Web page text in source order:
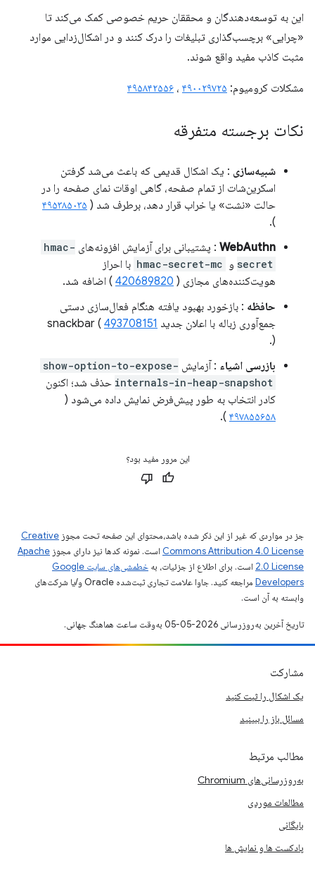
این به توسعه‌دهندگان و محققان حریم خصوصی کمک می‌کند تا
«چرایی» برچسب‌گذاری تبلیغات را درک کنند و در اشکال‌زدایی موارد
مثبت کاذب مفید واقع شوند.
مشکلات کرومیوم: ۴۹۰۰۲۹۷۲۵ ، ۴۹۵۸۴۲۵۵۶
نکات برجسته متفرقه
شبیه‌سازی : یک اشکال قدیمی که باعث می‌شد گرفتن
اسکرین‌شات از تمام صفحه، گاهی اوقات نمای صفحه را در
حالت «نشت» یا خراب قرار دهد، برطرف شد ( ۴۹۵۳۸۵۰۳۵
).
WebAuthn : پشتیبانی برای آزمایش افزونه‌های hmac-
secret و hmac-secret-mc با احراز
هویت‌کننده‌های مجازی ( 420689820 ) اضافه شد.
حافظه : بازخورد بهبود یافته هنگام فعال‌سازی دستی
جمع‌آوری زباله با اعلان جدید snackbar ( 493708151
).
بازرسی اشیاء : آزمایش show-option-to-expose-
internals-in-heap-snapshot حذف شد؛ اکنون
کادر انتخاب به طور پیش‌فرض نمایش داده می‌شود (
۴۹۷۸۵۵۶۵۸ ).
این مرور مفید بود؟
جز در مواردی که غیر از این ذکر شده باشد،‌محتوای این صفحه تحت مجوز Creative
Commons Attribution 4.0 License است. نمونه کدها نیز دارای مجوز Apache
2.0 License است. برای اطلاع از جزئیات، به
خطمشی‌های سایت Google
Developers‏
مراجعه کنید. جاوا علامت تجاری ثبت‌شده Oracle و/یا شرکت‌های
وابسته به آن است.
تاریخ آخرین به‌روزرسانی 2026-05-05 به‌وقت ساعت هماهنگ جهانی.
مشارکت
یک اشکال را ثبت کنید
مسائل باز را ببینید
مطالب مرتبط
به‌روزرسانی‌های Chromium
مطالعات موردی
بایگانی
پادکست ها و نمایش ها